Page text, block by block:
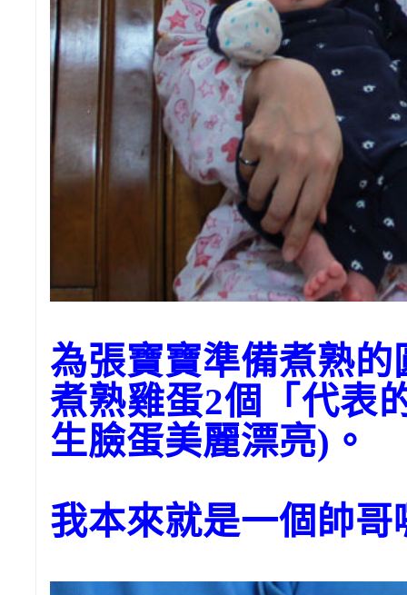
為張寶寶準備煮熟
煮熟雞蛋2個「代表
生臉蛋美麗漂亮)。
我本來就是一個帥哥